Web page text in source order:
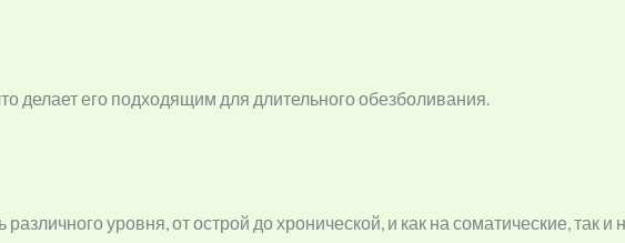
делает его подходящим для длительного обезболивания.
уровня, от острой до хронической, и как на соматические, так